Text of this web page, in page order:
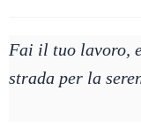
Fai il tuo lavoro,
strada per la